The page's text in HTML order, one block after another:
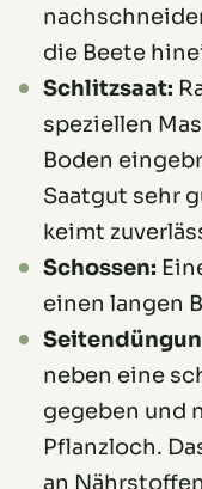
die Beete
Schlitzsaat:
speziellen
Boden
Saatgut sehr
keimt
Schossen:
einen langen
neben eine
gegeben und
Pflanzloch.
an